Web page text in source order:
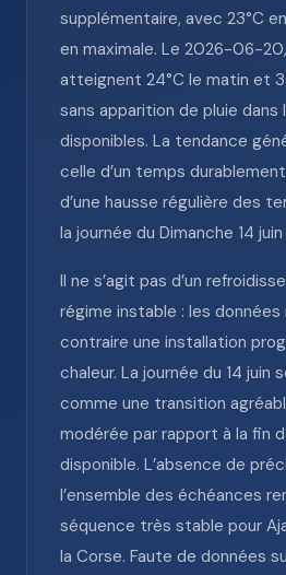
supplémentaire, avec 23°C
en maximale. Le 2026-06-
atteignent 24°C le matin et
sans apparition de pluie dans
disponibles. La tendance
celle d’un temps
d’une hausse régulière des
la journée du Dimanche 14
Il ne s’agit pas d’un
régime instable : les
contraire une installation
chaleur. La journée du 14 juin
comme une transition
modérée par rapport à la fin
disponible. L’absence de
l’ensemble des échéances
séquence très stable pour
la Corse. Faute de données